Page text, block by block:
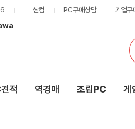
싼컴 PC구매상담 기업구
통
합
검
색
검
색
적 역경매 조립PC 게